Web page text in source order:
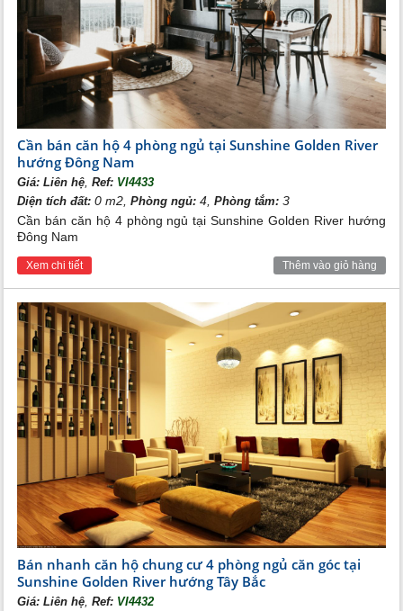
Cần bán căn hộ 4 phòng ngủ tại Sunshine Golden River
hướng Đông Nam
Giá:Liên hệ ,Ref: VI4433
Diện tích đất: 0 m2,Phòng ngủ: 4,Phòng tắm: 3
Cần bán căn hộ 4 phòng ngủ tại Sunshine Golden River hướng
Đông Nam
Xem chi tiết Thêm vào giỏ hàng
Bán nhanh căn hộ chung cư 4 phòng ngủ căn góc tại
Sunshine Golden River hướng Tây Bắc
Giá:Liên hệ ,Ref: VI4432